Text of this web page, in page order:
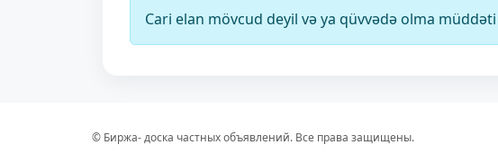
Cari elan mövcud deyil və ya qüvvədə olma
© Биржа- доска частных объявлений. Все права защищены.